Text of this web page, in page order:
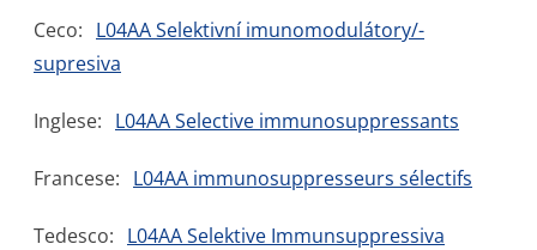
Ceco: L04AA Selektivní imunomodulátory/-
supresiva
Inglese: L04AA Selective immunosuppressants
Francese: L04AA immunosuppresseurs sélectifs
Tedesco: L04AA Selektive Immunsuppressiva